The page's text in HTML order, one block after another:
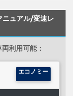
ュアル/変速レ
利用可能：
エコノミー